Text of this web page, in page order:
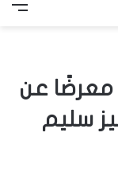
معرضًا عن
سليم